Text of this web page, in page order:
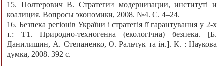
15. Полтерович В. Стратегии модернизации, институті и
коалиция. Вопросы экономики, 2008. №4. С. 4–24.
16. Безпека регіонів України і стратегія її гарантування у 2-х
т.: Т1. Природно-техногенна (екологічна) безпека. [Б.
Данилишин, А. Степаненко, О. Ральчук та ін.]. К. : Наукова
думка, 2008. 392 с.